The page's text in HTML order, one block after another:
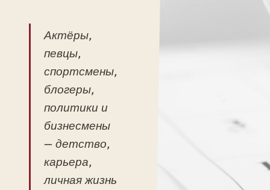
Актёры,
певцы,
спортсмены,
блогеры,
политики и
бизнесмены
— детство,
карьера,
личная жизнь